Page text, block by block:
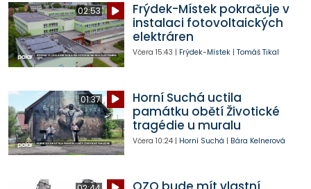
02:53
Frýdek-Místek pokračuje v
instalaci fotovoltaických
elektráren
Včera 15:43 | Frýdek-Místek| Tomáš Tikal
01:37
Horní Suchá uctila
památku obětí Životické
tragédie u muralu
Včera 10:24| Horní Suchá | Bára Kelnerová